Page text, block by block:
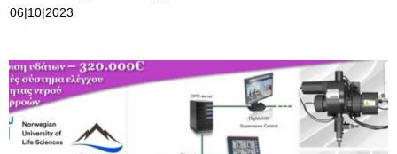
06|10|2023